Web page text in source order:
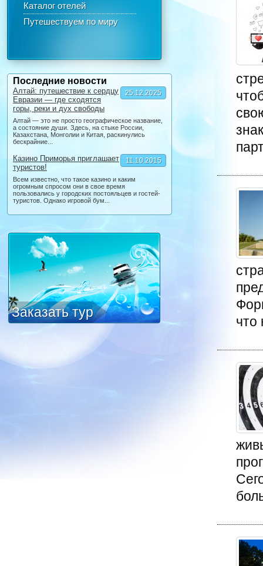
Каталог отелей
Путешествуем по миру
Последние новости
25.12.2025
Алтай: путешествие к сердцу
Евразии — где сходятся
горы, реки и дух свободы
Алтай — это не просто географическое название,
а состояние души. Здесь, на стыке России,
Казахстана, Монголии и Китая, раскинулись
бескрайние...
11.10.2015
Казино Приморья приглашает
туристов!
Всем известно, что такое казино и каким
огромным спросом они в свое время
пользовались у городских постояльцев и гостей-
туристов. Однако игровой бум...
Заказать тур
что